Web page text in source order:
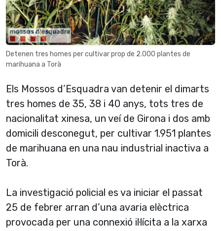
Detenen tres homes per cultivar prop de 2.000 plantes de
marihuana a Torà
Els Mossos d’Esquadra van detenir el dimarts
tres homes de 35, 38 i 40 anys, tots tres de
nacionalitat xinesa, un veí de Girona i dos amb
domicili desconegut, per cultivar 1.951 plantes
de marihuana en una nau industrial inactiva a
Torà.
La investigació policial es va iniciar el passat
25 de febrer arran d’una avaria elèctrica
provocada per una connexió il·lícita a la xarxa